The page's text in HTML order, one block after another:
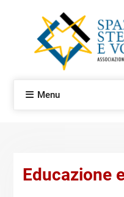
Menu
Educazione